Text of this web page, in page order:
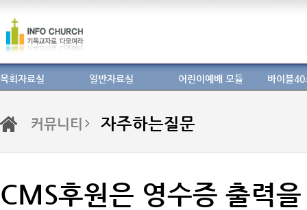
목회자료실 일반자료실 어린이예배 모듈 바이블40
커뮤니티 > 자주하는질문
CMS후원은 영수증 출력